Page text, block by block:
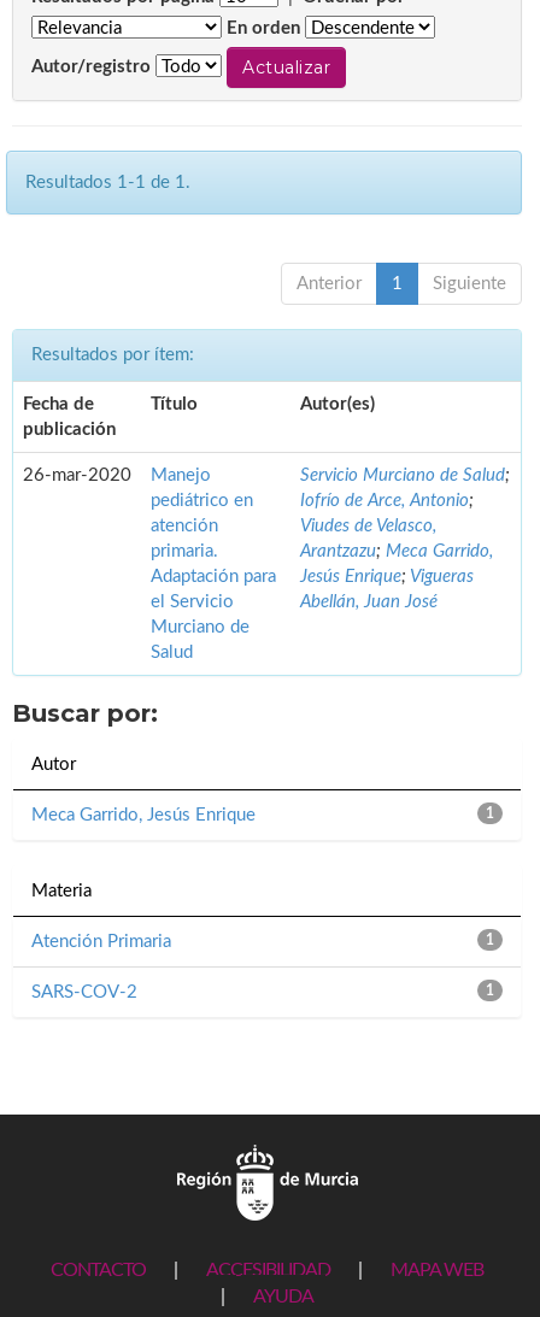
En orden
Autor/registro
Resultados 1-1 de 1.
Anterior 1 Siguiente
Resultados por ítem:
Fecha de
publicación
Título Autor(es)
26-mar-2020
Manejo
pediátrico en
atención
primaria.
Adaptación para
el Servicio
Murciano de
Salud
Servicio Murciano de Salud;
Iofrío de Arce, Antonio;
Viudes de Velasco,
Arantzazu; Meca Garrido,
Jesús Enrique; Vigueras
Abellán, Juan José
Buscar por:
Autor
1
Meca Garrido, Jesús Enrique
Materia
1
Atención Primaria
1
SARS-COV-2
CONTACTO ACCESIBILIDAD
MAPA WEB
AYUDA